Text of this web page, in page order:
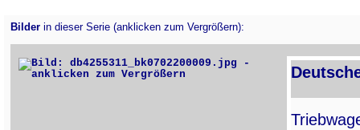
Bilder in dieser Serie (anklicken zum Vergrößern):